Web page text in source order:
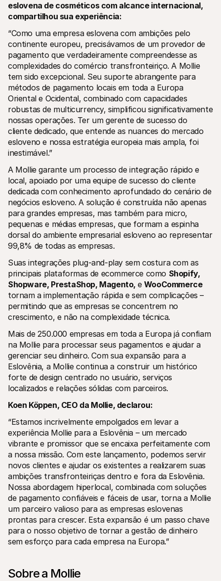
eslovena de cosméticos com alcance internacional,
compartilhou sua experiência:
“Como uma empresa eslovena com ambições pelo
continente europeu, precisávamos de um provedor de
pagamento que verdadeiramente compreendesse as
complexidades do comércio transfronteiriço. A Mollie
tem sido excepcional. Seu suporte abrangente para
métodos de pagamento locais em toda a Europa
Oriental e Ocidental, combinado com capacidades
robustas de multicurrency, simplificou significativamente
nossas operações. Ter um gerente de sucesso do
cliente dedicado, que entende as nuances do mercado
esloveno e nossa estratégia europeia mais ampla, foi
inestimável.”
A Mollie garante um processo de integração rápido e
local, apoiado por uma equipe de sucesso do cliente
dedicada com conhecimento aprofundado do cenário de
negócios esloveno. A solução é construída não apenas
para grandes empresas, mas também para micro,
pequenas e médias empresas, que formam a espinha
dorsal do ambiente empresarial esloveno ao representar
99,8% de todas as empresas.
Suas integrações plug-and-play sem costura com as
principais plataformas de ecommerce como Shopify,
Shopware, PrestaShop, Magento, e WooCommerce
tornam a implementação rápida e sem complicações –
permitindo que as empresas se concentrem no
crescimento, e não na complexidade técnica.
Mais de 250.000 empresas em toda a Europa já confiam
na Mollie para processar seus pagamentos e ajudar a
gerenciar seu dinheiro. Com sua expansão para a
Eslovênia, a Mollie continua a construir um histórico
forte de design centrado no usuário, serviços
localizados e relações sólidas com parceiros.
Koen Köppen, CEO da Mollie, declarou:
“Estamos incrivelmente empolgados em levar a
experiência Mollie para a Eslovênia – um mercado
vibrante e promissor que se encaixa perfeitamente com
a nossa missão. Com este lançamento, podemos servir
novos clientes e ajudar os existentes a realizarem suas
ambições transfronteiriças dentro e fora da Eslovênia.
Nossa abordagem hiperlocal, combinada com soluções
de pagamento confiáveis e fáceis de usar, torna a Mollie
um parceiro valioso para as empresas eslovenas
prontas para crescer. Esta expansão é um passo chave
para o nosso objetivo de tornar a gestão de dinheiro
sem esforço para cada empresa na Europa.”
Sobre a Mollie